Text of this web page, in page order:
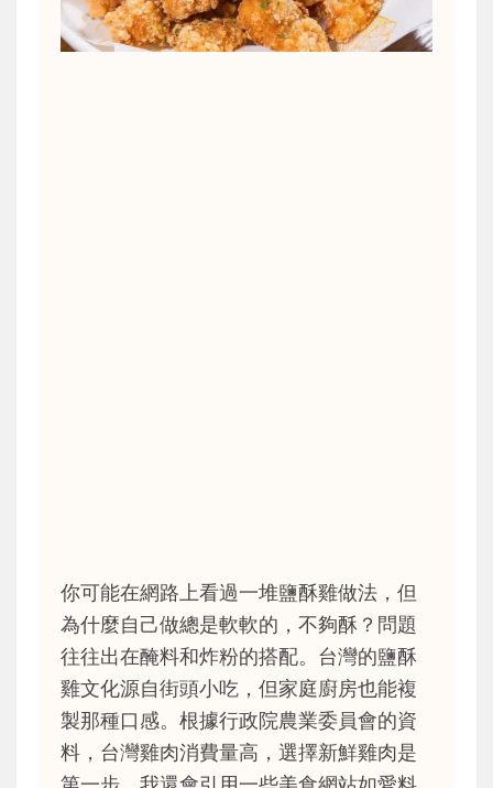
你可能在網路上看過一堆鹽酥雞做法，但
為什麼自己做總是軟軟的，不夠酥？問題
往往出在醃料和炸粉的搭配。台灣的鹽酥
雞文化源自街頭小吃，但家庭廚房也能複
製那種口感。根據行政院農業委員會的資
料，台灣雞肉消費量高，選擇新鮮雞肉是